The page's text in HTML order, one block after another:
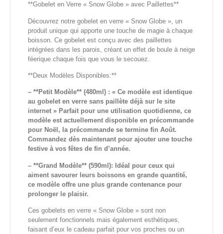
**Gobelet en Verre « Snow Globe » avec Paillettes**
Découvrez notre gobelet en verre « Snow Globe », un
produit unique qui apporte une touche de magie à chaque
boisson. Ce gobelet est conçu avec des paillettes
intégrées dans les parois, créant un effet de boule à neige
féerique chaque fois que vous le secouez.
**Deux Modèles Disponibles:**
– **Petit Modèle** (480ml) : « Ce modèle est identique
au gobelet en verre sans paillète déjà sur le site
internet » Parfait pour une utilisation quotidienne, ce
modèle est actuellement disponible en précommande
pour Noël, la précommande se termine fin Août.
Commandez dès maintenant pour ajouter une touche
festive à vos fêtes de fin d’année.
– **Grand Modèle** (590ml): Idéal pour ceux qui
aiment savourer leurs boissons en grande quantité,
ce modèle offre une plus grande contenance pour
prolonger le plaisir.
Ces gobelets en verre « Snow Globe » sont non
seulement fonctionnels mais également esthétiques,
faisant d’eux le cadeau parfait pour vos proches ou un